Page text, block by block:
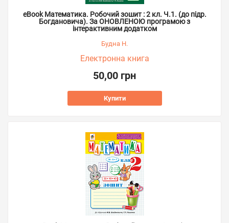
eBook Математика. Робочий зошит : 2 кл. Ч.1. (до підр.
Богдановича). За ОНОВЛЕНОЮ програмою з
інтерактивним додатком
Будна Н.
Електронна книга
50,00 грн
Купити